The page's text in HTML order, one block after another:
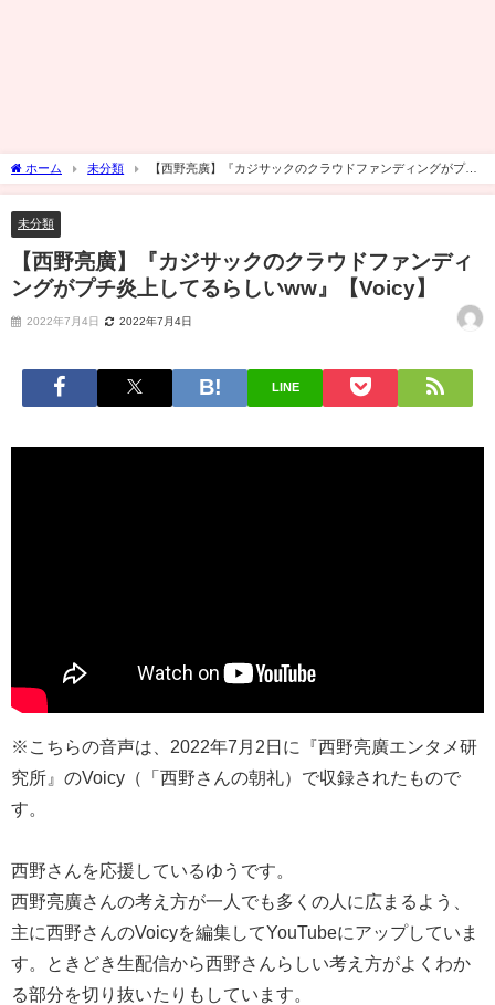
ホーム 未分類
【西野亮廣】『カジサックのクラウドファンディングがプチ
炎上してるらしいww』【Voicy】
未分類
【西野亮廣】『カジサックのクラウドファンディ
ングがプチ炎上してるらしいww』【Voicy】
2022年7月4日 2022年7月4日
LINE
※こちらの音声は、2022年7月2日に『西野亮廣エンタメ研
究所』のVoicy（「西野さんの朝礼）で収録されたもので
す。
西野さんを応援しているゆうです。
西野亮廣さんの考え方が一人でも多くの人に広まるよう、
主に西野さんのVoicyを編集してYouTubeにアップしていま
す。ときどき生配信から西野さんらしい考え方がよくわか
る部分を切り抜いたりもしています。